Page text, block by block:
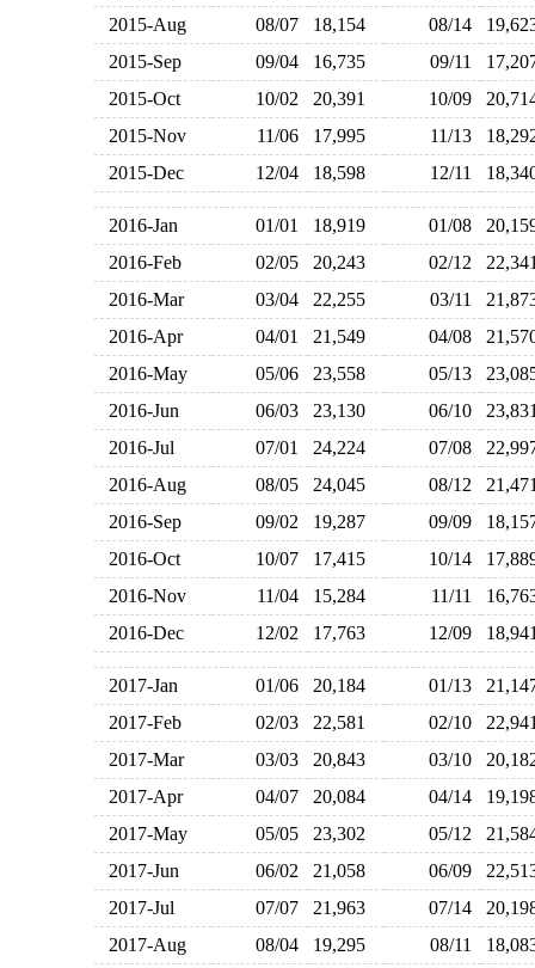
2015-Aug
08/07 18,154 08/14
2015-Sep
09/04 16,735 09/11
2015-Oct
10/02 20,391 10/09
2015-Nov
11/06 17,995 11/13
2015-Dec
12/04 18,598 12/11
2016-Jan 01/01 18,919 01/08
2016-Feb
02/05 20,243 02/12
2016-Mar
03/04 22,255 03/11
2016-Apr
04/01 21,549 04/08
2016-May
05/06 23,558 05/13
2016-Jun
06/03 23,130 06/10
2016-Jul
07/01 24,224 07/08
2016-Aug
08/05 24,045 08/12
2016-Sep
09/02 19,287 09/09
2016-Oct
10/07 17,415 10/14
2016-Nov
11/04 15,284 11/11
2016-Dec
12/02 17,763 12/09
2017-Jan 01/06 20,184 01/13
2017-Feb
02/03 22,581 02/10
2017-Mar
03/03 20,843 03/10
2017-Apr
04/07 20,084 04/14
2017-May
05/05 23,302 05/12
2017-Jun
06/02 21,058 06/09
2017-Jul
07/07 21,963 07/14
2017-Aug
08/04 19,295 08/11